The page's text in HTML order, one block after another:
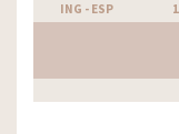
ING - ESP